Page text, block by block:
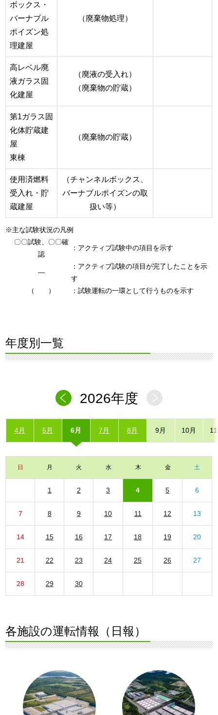
ボックス・
バーナブル
ポイズン処
理建屋
（廃棄物処理）
高レベル廃
液ガラス固
化建屋
（廃液の受入れ）
（廃棄物の貯蔵）
第1ガラス固
化体貯蔵建
屋
東棟
（廃棄物の貯蔵）
使用済燃料
受入れ・貯
蔵建屋
（チャンネルボックス、
バーナブルポイズンの取
扱い等）
※主な試験状況の凡例
〇〇試験、〇〇確
認
：アクティブ試験中の項目を示す
―
：アクティブ試験の項目が完了したことを示
す
（ ）
：試験運転の一環として行うものを示す
年度別一覧
2026年度
4月 5月 6月 7月 8月 9月 10月
日 月 火 水 木 金 土
1 2 3 4 5 6
7 8 9 10 11 12 13
14 15 16 17 18 19 20
21 22 23 24 25 26 27
28 29 30
各施設の運転情報（日報）